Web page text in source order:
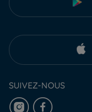
SUIVEZ-NOUS